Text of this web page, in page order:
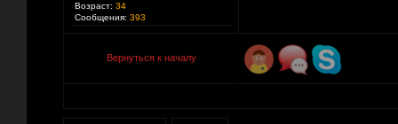
Возраст: 34
Сообщения: 393
Вернуться к началу